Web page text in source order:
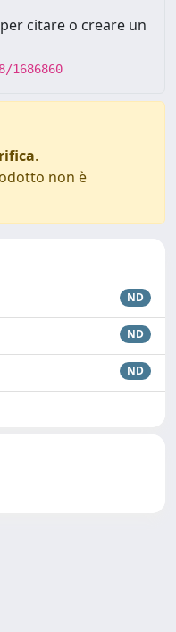
citare o creare un
.
non è
ND
ND
ND